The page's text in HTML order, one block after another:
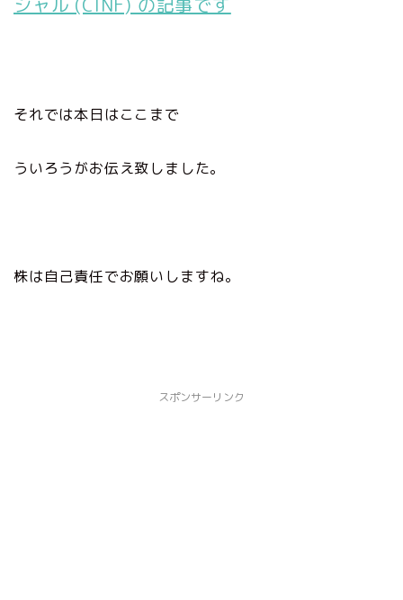
それでは本日はここまで
ういろうがお伝え致しました。
株は自己責任でお願いしますね。
スポンサーリンク